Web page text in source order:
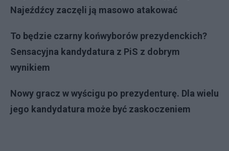
Najeźdźcy zaczęli ją masowo atakować
To będzie czarny końwyborów prezydenckich?
Sensacyjna kandydatura z PiS z dobrym
wynikiem
Nowy gracz w wyścigu po prezydenturę. Dla wielu
jego kandydatura może być zaskoczeniem